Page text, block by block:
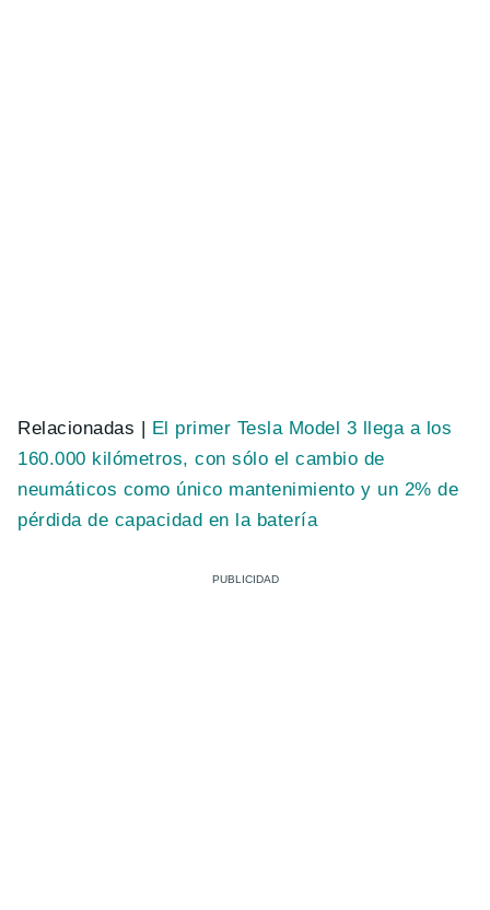
Relacionadas | El primer Tesla Model 3 llega a los
160.000 kilómetros, con sólo el cambio de
neumáticos como único mantenimiento y un 2% de
pérdida de capacidad en la batería